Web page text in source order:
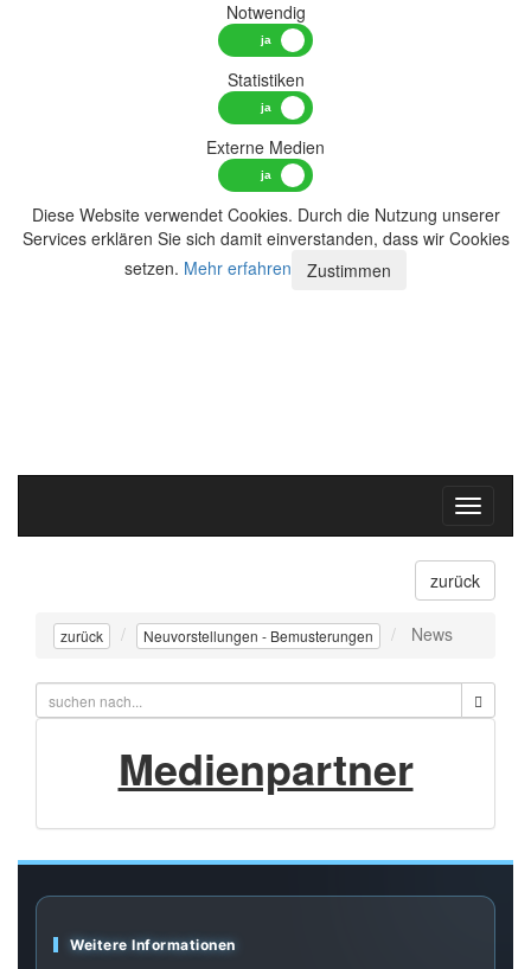
Notwendig
Statistiken
Externe Medien
Diese Website verwendet Cookies. Durch die Nutzung unserer
Services erklären Sie sich damit einverstanden, dass wir Cookies
setzen. Mehr erfahren Zustimmen
Toggle
zurück
zurück Neuvorstellungen - Bemusterungen News
Medienpartner
Weitere Informationen